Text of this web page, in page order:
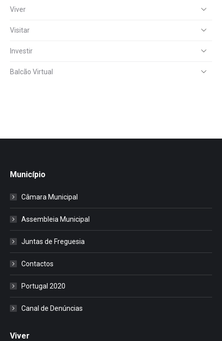
Viver
Visitar
Investir
Balcão Virtual
Município
Câmara Municipal
Assembleia Municipal
Juntas de Freguesia
Contactos
Portugal 2020
Canal de Denúncias
Viver